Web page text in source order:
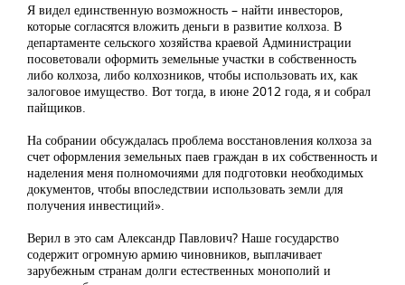
Я видел единственную возможность – найти инвесторов,
которые согласятся вложить деньги в развитие колхоза. В
департаменте сельского хозяйства краевой Администрации
посоветовали оформить земельные участки в собственность
либо колхоза, либо колхозников, чтобы использовать их, как
залоговое имущество. Вот тогда, в июне 2012 года, я и собрал
пайщиков.
На собрании обсуждалась проблема восстановления колхоза за
счет оформления земельных паев граждан в их собственность и
наделения меня полномочиями для подготовки необходимых
документов, чтобы впоследствии использовать земли для
получения инвестиций».
Верил в это сам Александр Павлович? Наше государство
содержит огромную армию чиновников, выплачивает
зарубежным странам долги естественных монополий и